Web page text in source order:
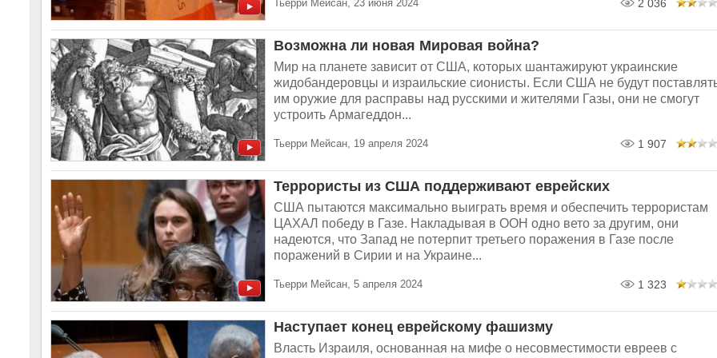
Тьерри Мейсан, 23 июня 2024 2 036
Возможна ли новая Мировая война?
Мир на планете зависит от США, которых шантажируют украинские
жидобандеровцы и израильские сионисты. Если США не будут
им оружие для расправы над русскими и жителями Газы, они не смогут
устроить Армагеддон...
Тьерри Мейсан, 19 апреля 2024 1 907
Террористы из США поддерживают еврейских
США пытаются максимально выиграть время и обеспечить террористам
ЦАХАЛ победу в Газе. Накладывая в ООН одно вето за другим, они
надеются, что Запад не потерпит третьего поражения в Газе после
поражений в Сирии и на Украине...
Тьерри Мейсан, 5 апреля 2024 1 323
Наступает конец еврейскому фашизму
Власть Израиля, основанная на мифе о несовместимости евреев с